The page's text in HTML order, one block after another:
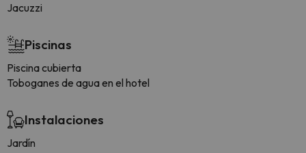
Jacuzzi
Piscinas
Piscina cubierta
Toboganes de agua en el hotel
Instalaciones
Jardín